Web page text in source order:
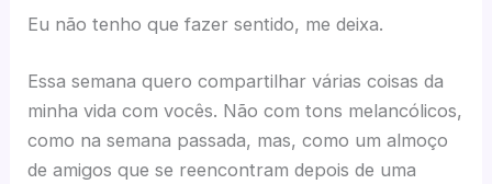
Eu não tenho que fazer sentido, me deixa.
Essa semana quero compartilhar várias coisas da
minha vida com vocês. Não com tons melancólicos,
como na semana passada, mas, como um almoço
de amigos que se reencontram depois de uma